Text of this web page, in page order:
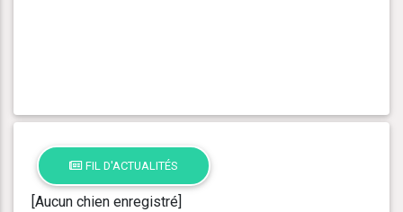
FIL D'ACTUALITÉS
[Aucun chien enregistré]